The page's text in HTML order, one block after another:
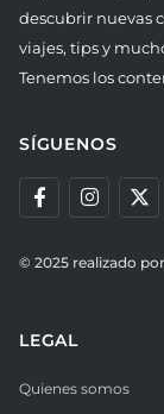
descubrir nuevas
viajes, tips y
Tenemos los
SÍGUENOS
© 2025 realizado por
LEGAL
Quienes somos